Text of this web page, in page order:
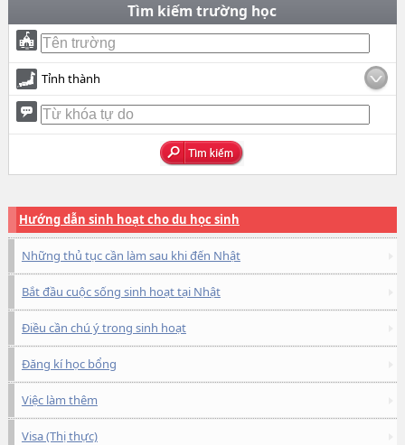
Tìm kiếm trường học
Tỉnh thành
Hướng dẫn sinh hoạt cho du học sinh
Những thủ tục cần làm sau khi đến Nhật
Bắt đầu cuộc sống sinh hoạt tại Nhật
Điều cần chú ý trong sinh hoạt
Đăng kí học bổng
Việc làm thêm
Visa (Thị thực)